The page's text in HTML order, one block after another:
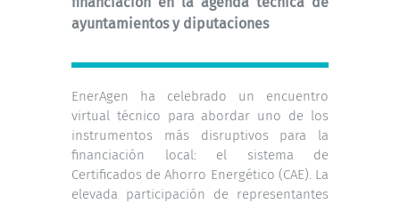
ayuntamientos y diputaciones
EnerAgen ha celebrado un encuentro
virtual técnico para abordar uno de los
instrumentos más disruptivos para la
financiación local: el sistema de
Certificados de Ahorro Energético (CAE). La
elevada participación de representantes